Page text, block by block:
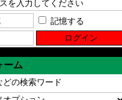
記憶する
ーム
の検索ワード